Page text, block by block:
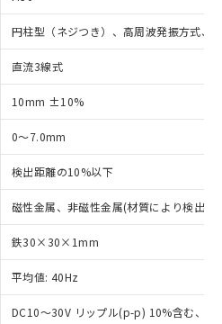
円柱型（ネジつき）、高周波発振方式、
直流3線式
10mm ±10%
0～7.0mm
検出距離の10%以下
磁性金属、非磁性金属(材質により検出距
鉄30×30×1mm
平均値: 40Hz
DC10～30V リップル(p-p) 10%含む、